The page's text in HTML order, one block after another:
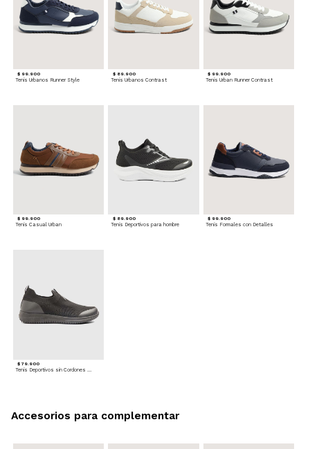
$ 99.900
Tenis Urbanos Runner Style
$ 89.900
Tenis Urbanos Contrast
$ 99.900
Tenis Urban Runner Contrast
$ 99.900
Tenis Casual Urban
$ 89.900
Tenis Deportivos para hombre
$ 99.900
Tenis Formales con Detalles
$ 79.900
Tenis Deportivos sin Cordones para hombre
Accesorios para complementar